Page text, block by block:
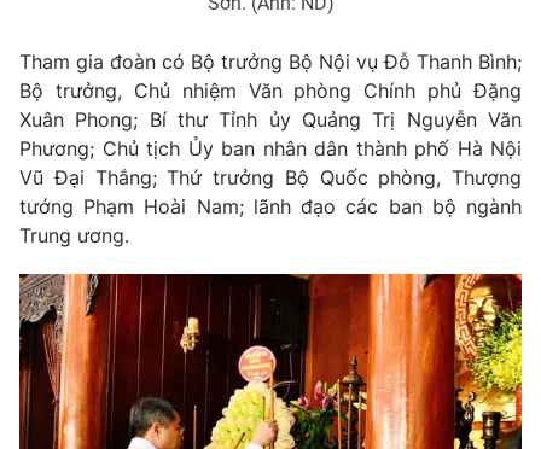
Chuyên mục khác
Emagazine Podcast
Photo Infographic
Video
VTV Money VTV Thể thao
VTV Sức khoẻ Bất động sản
Tham gia đoàn có Bộ trưởng Bộ Nội vụ Đỗ Thanh Bình;
Bộ trưởng, Chủ nhiệm Văn phòng Chính phủ Đặng
Xuân Phong; Bí thư Tỉnh ủy Quảng Trị Nguyễn Văn
Phương; Chủ tịch Ủy ban nhân dân thành phố Hà Nội
Vũ Đại Thắng; Thứ trưởng Bộ Quốc phòng, Thượng
tướng Phạm Hoài Nam; lãnh đạo các ban bộ ngành
Trung ương.